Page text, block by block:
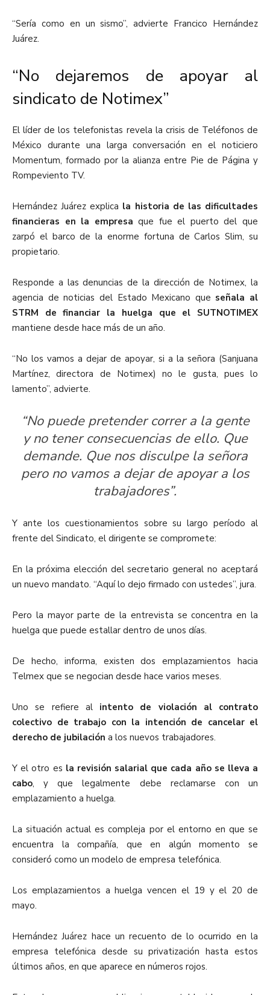
“Sería como en un sismo”, advierte Francico Hernández
Juárez.
“No dejaremos de apoyar al
sindicato de Notimex”
El líder de los telefonistas revela la crisis de Teléfonos de
México durante una larga conversación en el noticiero
Momentum, formado por la alianza entre Pie de Página y
Rompeviento TV.
Hernández Juárez explica la historia de las dificultades
financieras en la empresa que fue el puerto del que
zarpó el barco de la enorme fortuna de Carlos Slim, su
propietario.
Responde a las denuncias de la dirección de Notimex, la
agencia de noticias del Estado Mexicano que señala al
STRM de financiar la huelga que el SUTNOTIMEX
mantiene desde hace más de un año.
“No los vamos a dejar de apoyar, si a la señora (Sanjuana
Martínez, directora de Notimex) no le gusta, pues lo
lamento”, advierte.
“No puede pretender correr a la gente
y no tener consecuencias de ello. Que
demande. Que nos disculpe la señora
pero no vamos a dejar de apoyar a los
trabajadores”.
Y ante los cuestionamientos sobre su largo período al
frente del Sindicato, el dirigente se compromete:
En la próxima elección del secretario general no aceptará
un nuevo mandato. “Aquí lo dejo firmado con ustedes”, jura.
Pero la mayor parte de la entrevista se concentra en la
huelga que puede estallar dentro de unos días.
De hecho, informa, existen dos emplazamientos hacia
Telmex que se negocian desde hace varios meses.
Uno se refiere al intento de violación al contrato
colectivo de trabajo con la intención de cancelar el
derecho de jubilación a los nuevos trabajadores.
Y el otro es la revisión salarial que cada año se lleva a
cabo, y que legalmente debe reclamarse con un
emplazamiento a huelga.
La situación actual es compleja por el entorno en que se
encuentra la compañía, que en algún momento se
consideró como un modelo de empresa telefónica.
Los emplazamientos a huelga vencen el 19 y el 20 de
mayo.
Hernández Juárez hace un recuento de lo ocurrido en la
empresa telefónica desde su privatización hasta estos
últimos años, en que aparece en números rojos.